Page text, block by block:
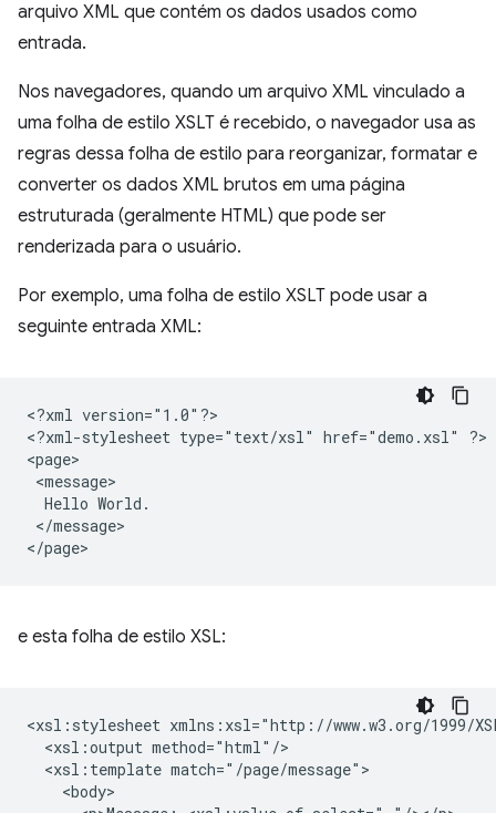
arquivo XML que contém os dados usados como
entrada.
Nos navegadores, quando um arquivo XML vinculado a
uma folha de estilo XSLT é recebido, o navegador usa as
regras dessa folha de estilo para reorganizar, formatar e
converter os dados XML brutos em uma página
estruturada (geralmente HTML) que pode ser
renderizada para o usuário.
Por exemplo, uma folha de estilo XSLT pode usar a
seguinte entrada XML:
<?xml version="1.0"?>
<?xml-stylesheet type="text/xsl" href="demo.xsl"
?>
Hello
</message>
e esta folha de estilo XSL:
<xsl:stylesheet
<xsl:output
<xsl:template